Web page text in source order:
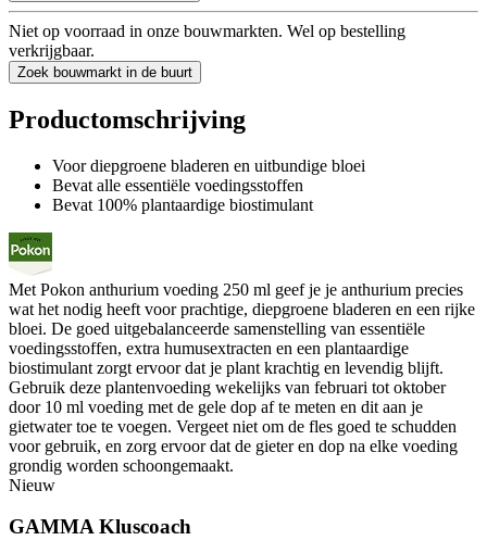
Niet op voorraad in onze bouwmarkten. Wel op bestelling
verkrijgbaar.
Zoek bouwmarkt in de buurt
Productomschrijving
Voor diepgroene bladeren en uitbundige bloei
Bevat alle essentiële voedingsstoffen
Bevat 100% plantaardige biostimulant
Met Pokon anthurium voeding 250 ml geef je je anthurium precies
wat het nodig heeft voor prachtige, diepgroene bladeren en een rijke
bloei. De goed uitgebalanceerde samenstelling van essentiële
voedingsstoffen, extra humusextracten en een plantaardige
biostimulant zorgt ervoor dat je plant krachtig en levendig blijft.
Gebruik deze plantenvoeding wekelijks van februari tot oktober
door 10 ml voeding met de gele dop af te meten en dit aan je
gietwater toe te voegen. Vergeet niet om de fles goed te schudden
voor gebruik, en zorg ervoor dat de gieter en dop na elke voeding
grondig worden schoongemaakt.
Nieuw
GAMMA Kluscoach